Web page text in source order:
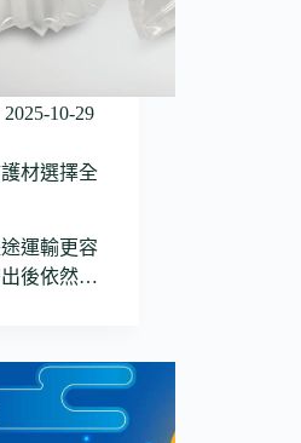
2025-10-29
材選擇全
運輸更容
出後依然…